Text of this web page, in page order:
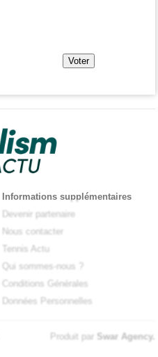
Informations supplémentaires
Devenir partenaire
Nous contacter
Tennis Actu
Qui sommes-nous ?
Conditions Générales
Données Personnelles
Produit par Swar Agency.